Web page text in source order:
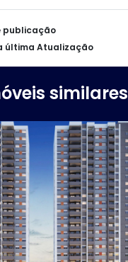
publicação
última Atualização
similares